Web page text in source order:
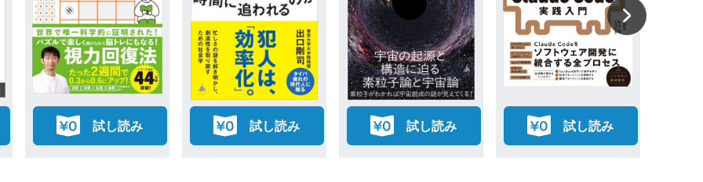
試し読み 試し読み 試し読み 試し読み